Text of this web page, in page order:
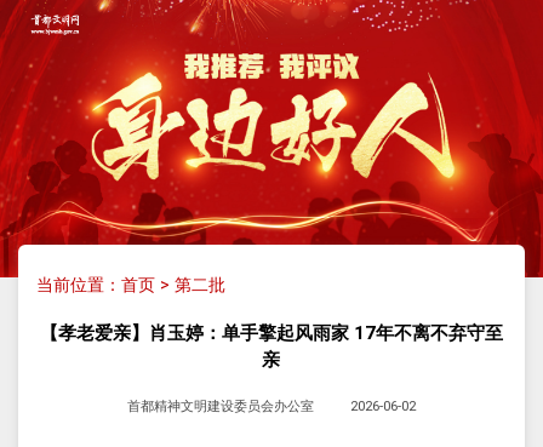
当前位置： 首页> 第二批
【孝老爱亲】肖玉婷：单手擎起风雨家 17年不离不弃守至
亲
首都精神文明建设委员会办公室 2026-06-02